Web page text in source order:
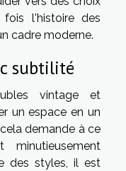
l'histoire des
cadre moderne.
subtilité
vintage et
un espace en un
demande à ce
des styles, il est